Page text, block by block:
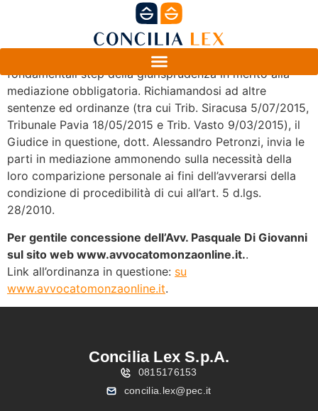
In questa ordinanza vengono rimarcati tutti i
fondamentali step della giurisprudenza in merito alla
mediazione obbligatoria. Richiamandosi ad altre
sentenze ed ordinanze (tra cui Trib. Siracusa 5/07/2015,
Tribunale Pavia 18/05/2015 e Trib. Vasto 9/03/2015), il
Giudice in questione, dott. Alessandro Petronzi, invia le
parti in mediazione ammonendo sulla necessità della
loro comparizione personale ai fini dell’avverarsi della
condizione di procedibilità di cui all’art. 5 d.lgs.
28/2010.
Per gentile concessione dell’Avv. Pasquale Di Giovanni
sul sito web www.avvocatomonzaonline.it..
Link all’ordinanza in questione: su
www.avvocatomonzaonline.it.
Concilia Lex S.p.A.
0815176153
concilia.lex@pec.it